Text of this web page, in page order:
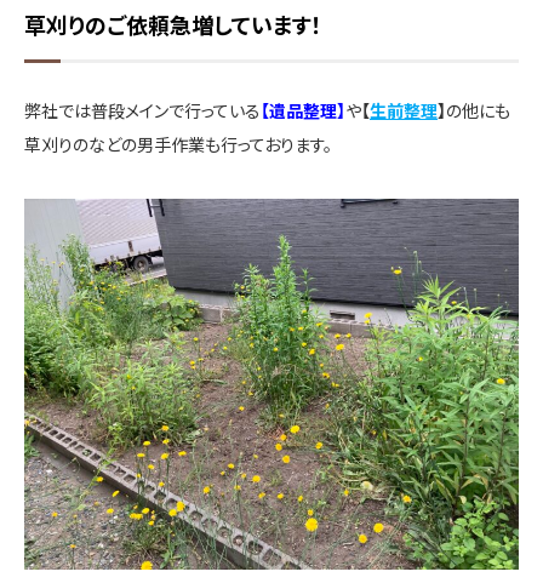
草刈りのご依頼急増しています！
弊社では普段メインで行っている 【遺品整理】や【生前整理】の他にも
草刈りのなどの男手作業も行っております。